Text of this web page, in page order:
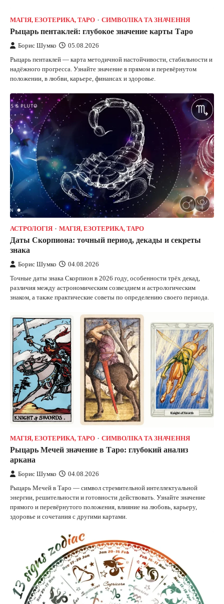
МАГІЯ, ЕЗОТЕРИКА, ТАРО СИМВОЛІКА ТА ЗНАЧЕННЯ
Рыцарь пентаклей: глубокое значение карты Таро
Борис Шумко 05.08.2026
Рыцарь пентаклей — карта методичной настойчивости, стабильности и
надёжного прогресса. Узнайте значение в прямом и перевёрнутом
положении, в любви, карьере, финансах и здоровье.
АСТРОЛОГІЯ МАГІЯ, ЕЗОТЕРИКА, ТАРО
Даты Скорпиона: точный период, декады и секреты
знака
Борис Шумко 04.08.2026
Точные даты знака Скорпион в 2026 году, особенности трёх декад,
различия между астрономическим созвездием и астрологическим
знаком, а также практические советы по определению своего периода.
МАГІЯ, ЕЗОТЕРИКА, ТАРО СИМВОЛІКА ТА ЗНАЧЕННЯ
Рыцарь Мечей значение в Таро: глубокий анализ
аркана
Борис Шумко 04.08.2026
Рыцарь Мечей в Таро — символ стремительной интеллектуальной
энергии, решительности и готовности действовать. Узнайте значение
прямого и перевёрнутого положения, влияние на любовь, карьеру,
здоровье и сочетания с другими картами.